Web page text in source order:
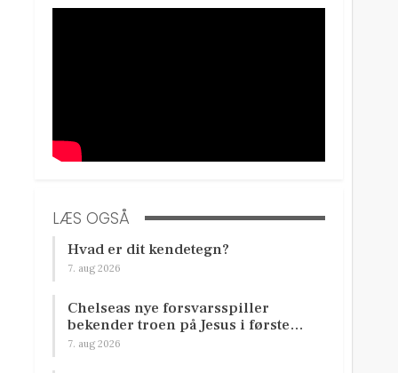
LÆS OGSÅ
Hvad er dit kendetegn?
7. aug 2026
Chelseas nye forsvarsspiller
bekender troen på Jesus i første…
7. aug 2026